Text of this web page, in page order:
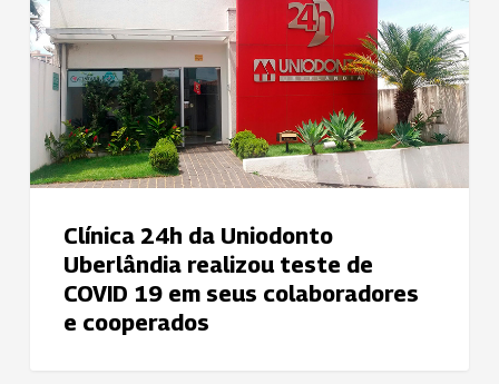
da
Uniodonto
Uberlândia
realizou
teste
de
COVID
seus
colaboradores
Clínica 24h da Uniodonto
Uberlândia realizou teste de
COVID 19 em seus colaboradores
e cooperados